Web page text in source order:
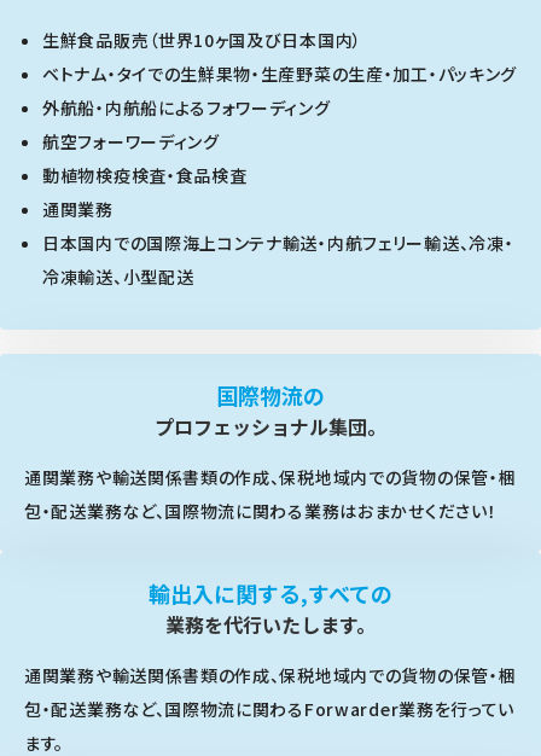
生鮮食品販売（世界10ヶ国及び日本国内）
ベトナム・タイでの生鮮果物・生産野菜の生産・加工・パッキング
外航船・内航船によるフォワーディング
航空フォーワーディング
動植物検疫検査・食品検査
通関業務
日本国内での国際海上コンテナ輸送・内航フェリー輸送、冷凍・
冷凍輸送、小型配送
国際物流の
プロフェッショナル集団。
通関業務や輸送関係書類の作成、保税地域内での貨物の保管・梱
包・配送業務など、国際物流に関わる業務はおまかせください！
輸出入に関する,すべての
業務を代行いたします。
通関業務や輸送関係書類の作成、保税地域内での貨物の保管・梱
包・配送業務など、国際物流に関わるForwarder業務を行ってい
ます。